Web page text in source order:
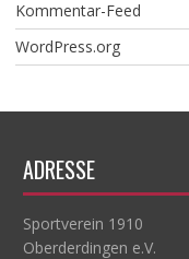
Kommentar-Feed
WordPress.org
ADRESSE
Sportverein 1910
Oberderdingen e.V.